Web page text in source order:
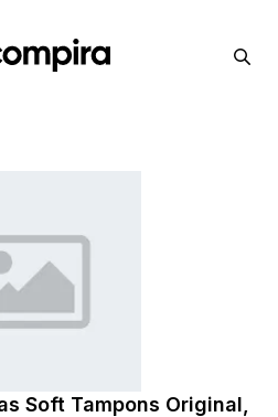
Soft Tampons Original,